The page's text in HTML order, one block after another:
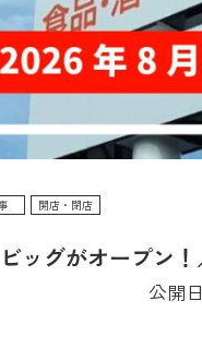
開店・閉店
ビッグがオープン
公開